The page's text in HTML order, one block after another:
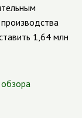
1,64 млн